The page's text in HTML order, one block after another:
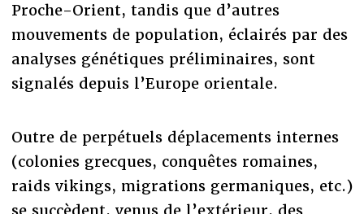
Proche-Orient, tandis que d’autres
mouvements de population, éclairés par des
analyses génétiques préliminaires, sont
signalés depuis l’Europe orientale.
Outre de perpétuels déplacements internes
(colonies grecques, conquêtes romaines,
raids vikings, migrations germaniques, etc.)